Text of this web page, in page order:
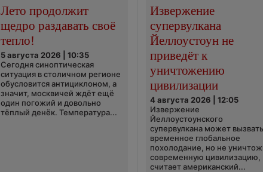
Лето продолжит
щедро раздавать своё
тепло!
5 августа 2026 | 10:35
Сегодня синоптическая
ситуация в столичном регионе
обусловится антициклоном, а
значит, москвичей ждёт ещё
один погожий и довольно
тёплый денёк. Температура...
Извержение
супервулкана
Йеллоустоун не
приведёт к
уничтожению
цивилизации
4 августа 2026 | 12:05
Извержение
Йеллоустоунского
супервулкана может вызвать
временное глобальное
похолодание, но не
современную цивилизацию,
считает американский...